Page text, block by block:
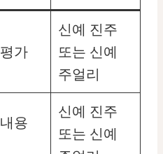
가
신예 진주
또는 신예
주얼리
용
신예 진주
또는 신예